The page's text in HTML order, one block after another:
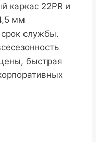
каркас 22PR и
мм
службы.
быстрая